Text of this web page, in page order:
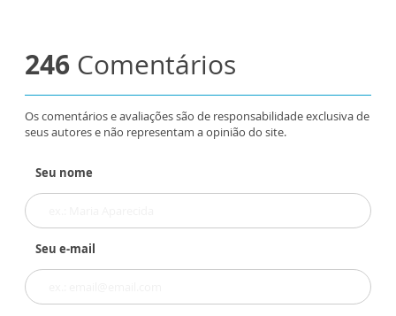
246 Comentários
Os comentários e avaliações são de responsabilidade exclusiva de
seus autores e não representam a opinião do site.
Seu nome
Seu e-mail